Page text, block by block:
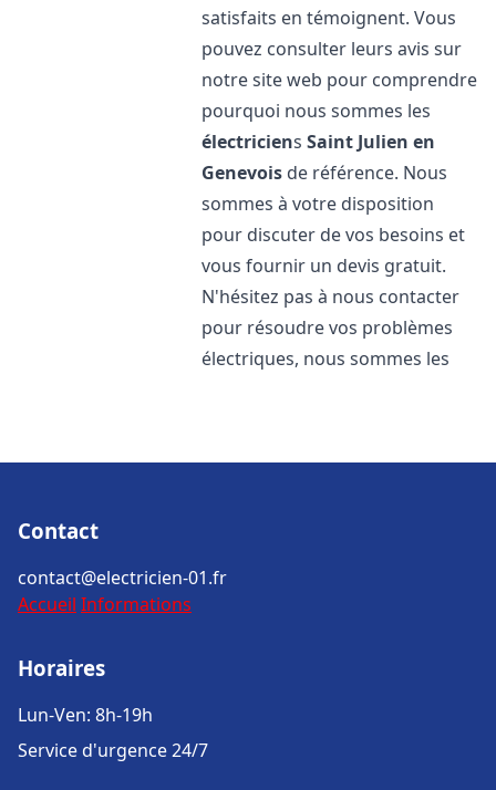
satisfaits en témoignent. Vous
pouvez consulter leurs avis sur
notre site web pour comprendre
pourquoi nous sommes les
électriciensSaint Julien en
Genevois de référence. Nous
sommes à votre disposition
pour discuter de vos besoins et
vous fournir un devis gratuit.
N'hésitez pas à nous contacter
pour résoudre vos problèmes
électriques, nous sommes les
Contact
contact@electricien-01.fr
Accueil Informations
Horaires
Lun-Ven: 8h-19h
Service d'urgence 24/7